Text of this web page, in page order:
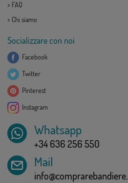
> FAQ
> Chi siamo
Socializzare con noi
Facebook
Twitter
Pinterest
Instagram
Whatsapp
+34 636 256 550
Mail